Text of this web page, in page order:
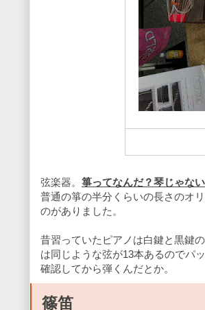
弦楽器。 箏ってなんだ？琴じゃな
普通の箏の半分くらいの長さのオ
のがありました。
昔習っていたピアノは白鍵と黒鍵
は同じような弦が13本あるのでパ
確認してから弾くんだとか。
篠笛